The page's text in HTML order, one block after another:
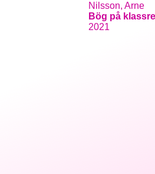
Nilsson, Arne
Bög på
2021